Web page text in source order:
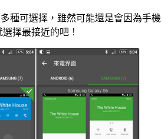
種可選擇，雖然可能還是會因為手機
擇最接近的吧！